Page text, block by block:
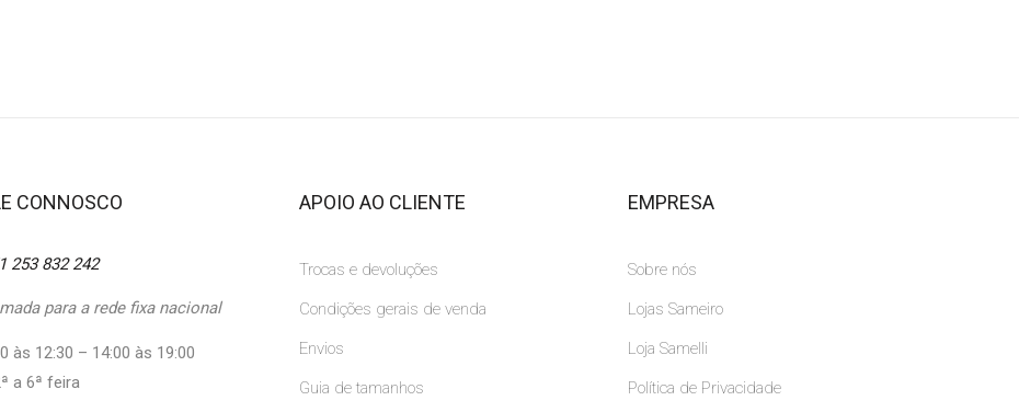
CONNOSCO
253 832 242
para a rede fixa nacional
às 12:30 – 14:00 às 19:00
a 6ª feira
APOIO AO CLIENTE
Trocas e devoluções
Condições gerais de venda
Envios
Guia de tamanhos
EMPRESA
Sobre nós
Lojas Sameiro
Loja Samelli
Política de Privacidade